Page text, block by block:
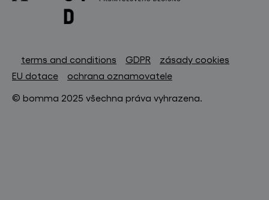
terms and conditions GDPR
zásady cookies
EU dotace
ochrana oznamovatele
© bomma 2025 všechna práva vyhrazena.